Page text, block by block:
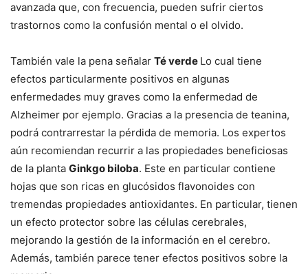
avanzada que, con frecuencia, pueden sufrir ciertos
trastornos como la confusión mental o el olvido.
También vale la pena señalar Té verde Lo cual tiene
efectos particularmente positivos en algunas
enfermedades muy graves como la enfermedad de
Alzheimer por ejemplo. Gracias a la presencia de teanina,
podrá contrarrestar la pérdida de memoria. Los expertos
aún recomiendan recurrir a las propiedades beneficiosas
de la planta Ginkgo biloba. Este en particular contiene
hojas que son ricas en glucósidos flavonoides con
tremendas propiedades antioxidantes. En particular, tienen
un efecto protector sobre las células cerebrales,
mejorando la gestión de la información en el cerebro.
Además, también parece tener efectos positivos sobre la